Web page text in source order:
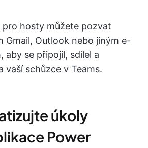
pro hosty můžete pozvat
Gmail, Outlook nebo jiným e-
aby se připojil, sdílel a
vaší schůzce v Teams.
úkoly
Power